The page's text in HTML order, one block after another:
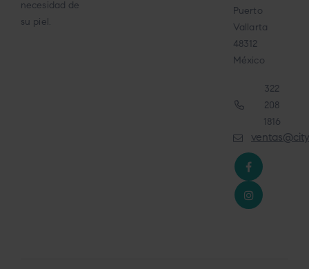
necesidad de
su piel.
Puerto
Vallarta
48312
México
322
208
1816